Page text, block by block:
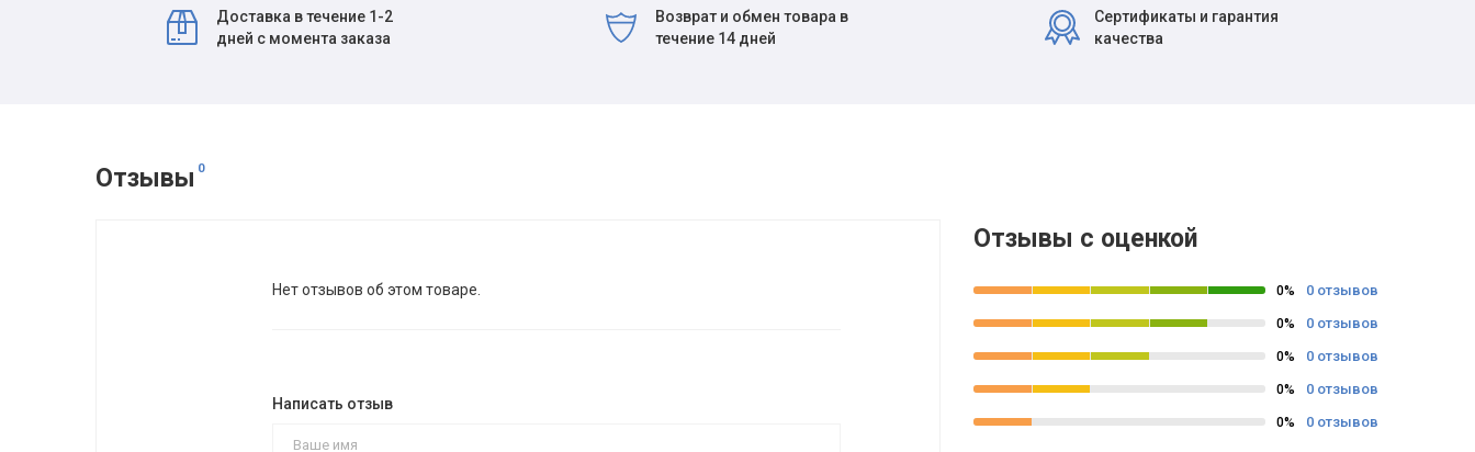
Доставка в течение 1-2
дней с момента заказа
Возврат и обмен товара в
течение 14 дней
Сертификаты и гарантия
качества
Отзывы 0
Нет отзывов об этом товаре.
Написать отзыв
Отзывы с оценкой
0% 0 отзывов
0% 0 отзывов
0% 0 отзывов
0% 0 отзывов
0% 0 отзывов